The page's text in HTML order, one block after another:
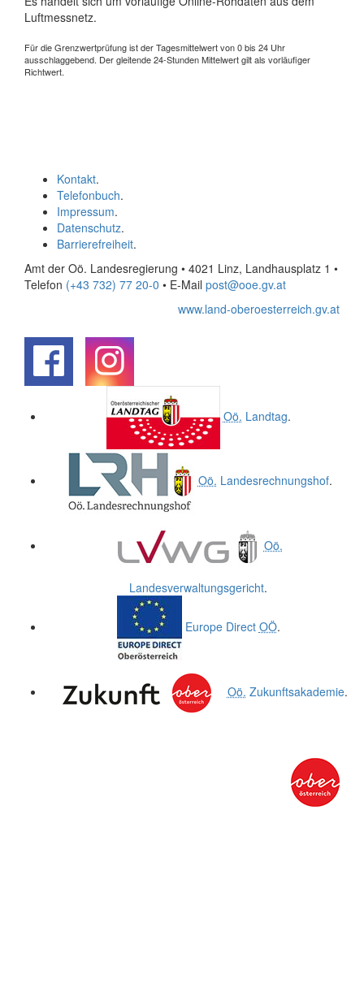
Luftmessnetz.
Für die Grenzwertprüfung ist der Tagesmittelwert von 0 bis 24 Uhr
ausschlaggebend. Der gleitende 24-Stunden Mittelwert gilt als vorläufiger
Richtwert.
Kontakt.
Telefonbuch.
Impressum.
Datenschutz.
Barrierefreiheit.
Amt der Oö. Landesregierung • 4021 Linz, Landhausplatz 1 •
Telefon (+43 732) 77 20-0 • E-Mail post@ooe.gv.at
www.land-oberoesterreich.gv.at
Oö. Landtag.
Oö. Landesrechnungshof.
Oö.
Landesverwaltungsgericht.
Europe Direct OÖ.
Oö. Zukunftsakademie.